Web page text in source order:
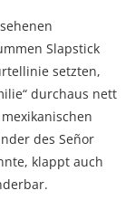
Slapstick
setzten,
durchaus nett
des Señor
klappt auch